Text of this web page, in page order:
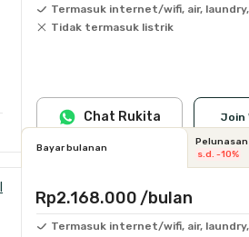
Termasuk internet/wifi, air,
Tidak termasuk listrik
Join
Chat Rukita
Bayar bulanan
Pelunasan
s.d. -10%
Rp2.168.000 /bulan
Termasuk internet/wifi, air,